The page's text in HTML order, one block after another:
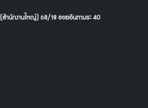
ำนักงานใหญ่) 68/18 ซอยอินทามระ 40